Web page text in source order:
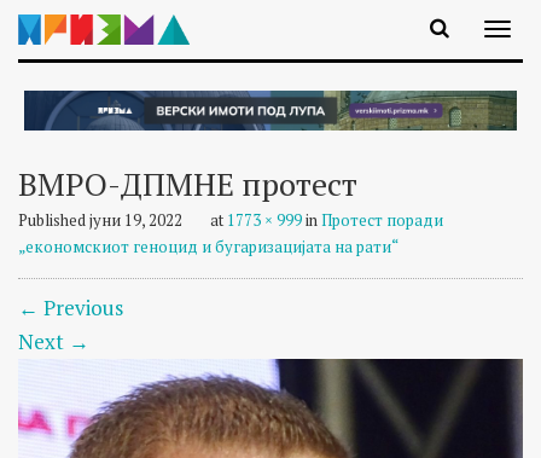
ВМРО-ДПМНЕ протест
Publishedјуни 19, 2022 at 1773 × 999inПротест поради
„економскиот геноцид и бугаризацијата на рати“
← Previous
Next →